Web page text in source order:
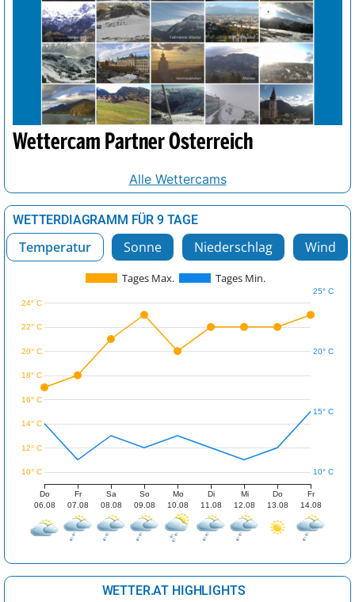
Wettercam Partner Österreich
Alle Wettercams
WETTERDIAGRAMM FÜR 9 TAGE
Temperatur Sonne Niederschlag Wind
Tages Max. Tages Min.
Do
06.08
Fr
07.08
Sa
08.08
So
09.08
Mo
10.08
Di
11.08
Mi
12.08
Do
13.08
Fr
14.08
10° C
12° C
14° C
16° C
18° C
20° C
22° C
24° C
10° C
15° C
20° C
25° C
WETTER.AT HIGHLIGHTS